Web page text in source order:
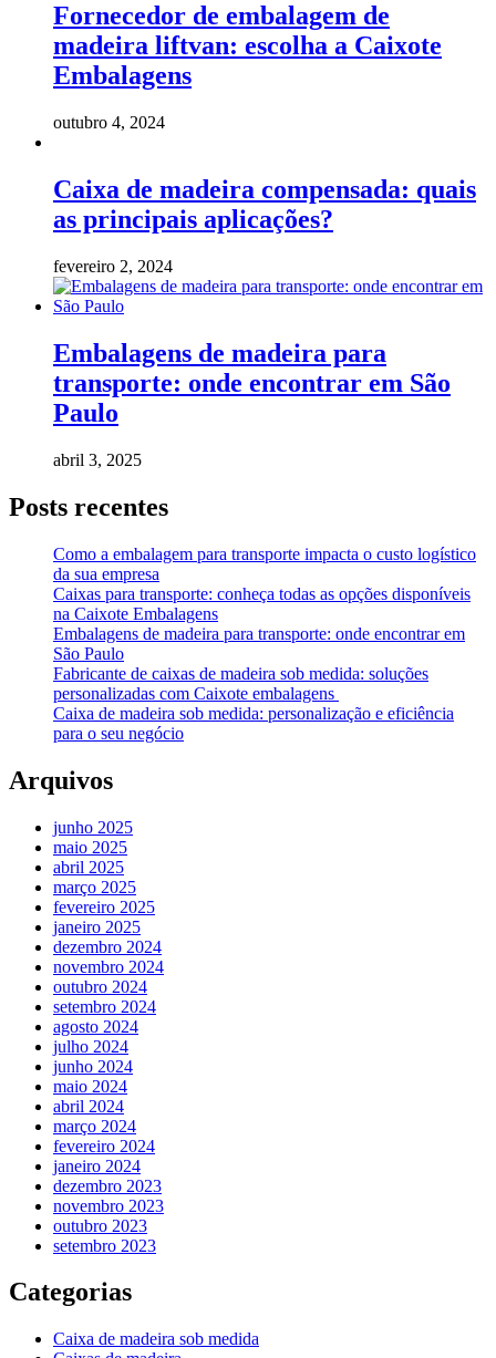
Fornecedor de embalagem de
madeira liftvan: escolha a Caixote
Embalagens
outubro 4, 2024
Caixa de madeira compensada: quais
as principais aplicações?
fevereiro 2, 2024
Embalagens de madeira para
transporte: onde encontrar em São
Paulo
abril 3, 2025
Posts recentes
Como a embalagem para transporte impacta o custo logístico
da sua empresa
Caixas para transporte: conheça todas as opções disponíveis
na Caixote Embalagens
Embalagens de madeira para transporte: onde encontrar em
São Paulo
Fabricante de caixas de madeira sob medida: soluções
personalizadas com Caixote embalagens
Caixa de madeira sob medida: personalização e eficiência
para o seu negócio
Arquivos
junho 2025
maio 2025
abril 2025
março 2025
fevereiro 2025
janeiro 2025
dezembro 2024
novembro 2024
outubro 2024
setembro 2024
agosto 2024
julho 2024
junho 2024
maio 2024
abril 2024
março 2024
fevereiro 2024
janeiro 2024
dezembro 2023
novembro 2023
outubro 2023
setembro 2023
Categorias
Caixa de madeira sob medida